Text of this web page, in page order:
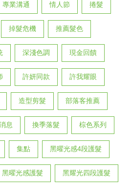
專業溝通 情人節 捲髮
掉髮危機 推薦髮色
深淺色調 現金回饋
許妍同款 許我耀眼
造型剪髮 部落客推薦
息 換季落髮 棕色系列
集點 黑曜光感4段護髮
黑曜光感護髮 黑耀光四段護髮